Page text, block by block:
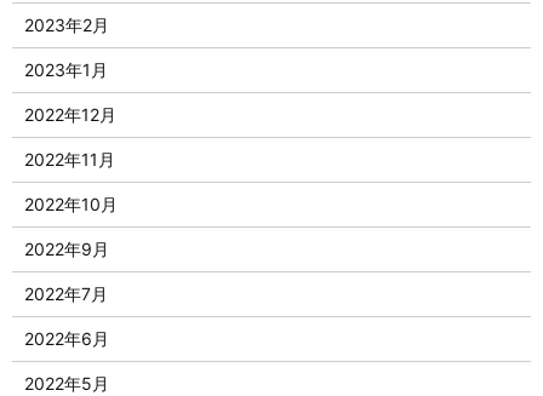
2023年2月
2023年1月
2022年12月
2022年11月
2022年10月
2022年9月
2022年7月
2022年6月
2022年5月